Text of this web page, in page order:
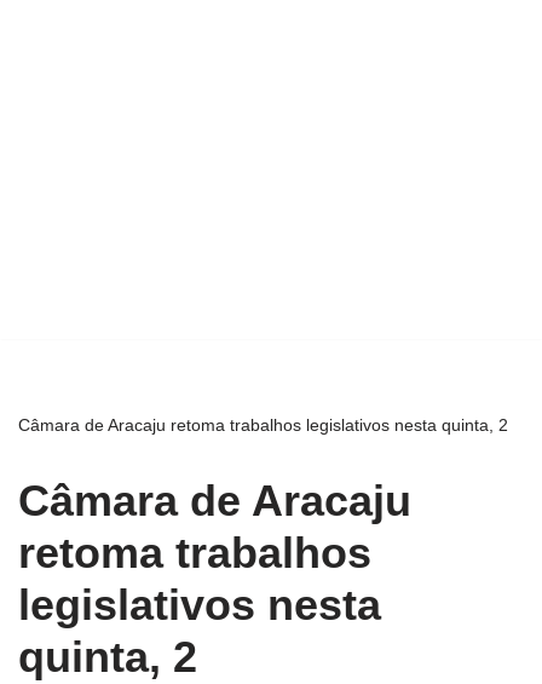
Câmara de Aracaju retoma trabalhos legislativos nesta quinta, 2
Câmara de Aracaju
retoma trabalhos
legislativos nesta
quinta, 2